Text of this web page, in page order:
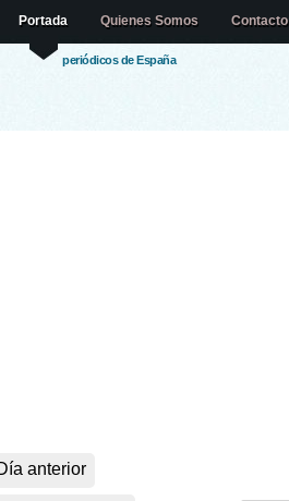
periódicos de España
Portada Quienes Somos Contacto
anterior